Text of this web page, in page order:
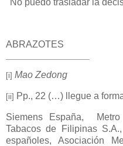
ABRAZOTES
[i] Mao Zedong
[ii] Pp., 22 (…) llegue a
Siemens España,
Tabacos de Filipinas
españoles, Asociación